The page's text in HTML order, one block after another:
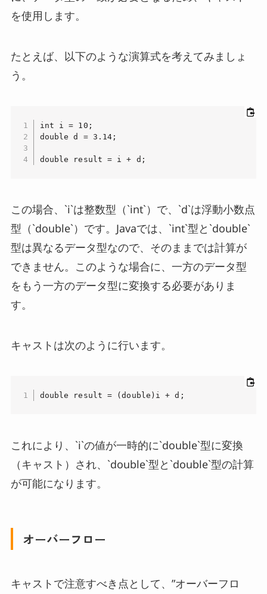
を使用します。
たとえば、以下のような演算式を考えてみましょ
う。
int i = 10;
double d = 3.14;
double result = i + d;
この場合、`i`は整数型（`int`）で、`d`は浮動小数点
型（`double`）です。Javaでは、`int`型と`double`
型は異なるデータ型なので、そのままでは計算が
できません。このような場合に、一方のデータ型
をもう一方のデータ型に変換する必要がありま
す。
キャストは次のように行います。
double result = (double)i + d;
これにより、`i`の値が一時的に`double`型に変換
（キャスト）され、`double`型と`double`型の計算
が可能になります。
オーバーフロー
キャストで注意すべき点として、”オーバーフロ